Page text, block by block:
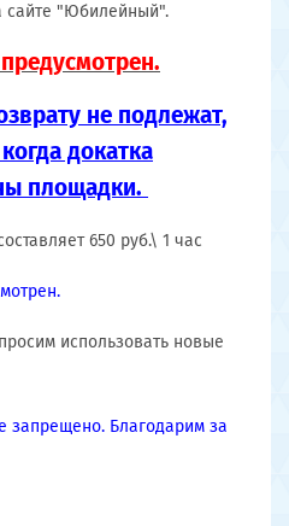
сайте "Юбилейный".
не подлежат,
докатка
площадки.
650 руб.\ 1 час
использовать новые
запрещено. Благодарим за